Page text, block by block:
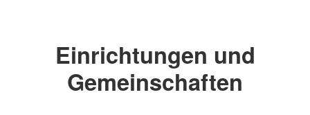
Einrichtungen und
Gemeinschaften